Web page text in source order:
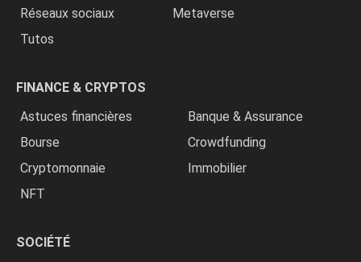
Réseaux sociaux
Metaverse
Tutos
FINANCE & CRYPTOS
Astuces financières
Banque & Assurance
Bourse
Crowdfunding
Cryptomonnaie
Immobilier
NFT
SOCIÉTÉ